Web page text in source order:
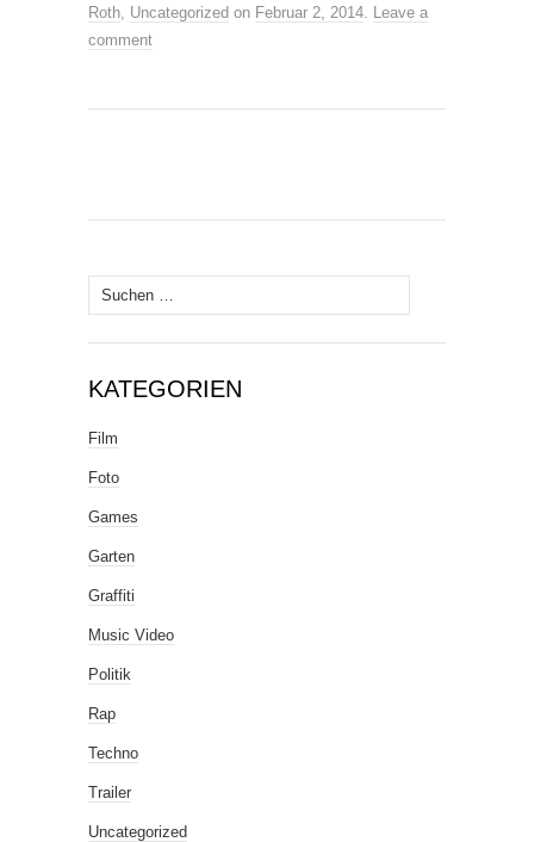
Roth, Uncategorized on Februar 2, 2014. Leave a
comment
Suche
nach:
KATEGORIEN
Film
Foto
Games
Garten
Graffiti
Music Video
Politik
Rap
Techno
Trailer
Uncategorized